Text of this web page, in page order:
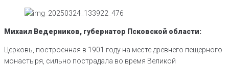
Михаил Ведерников, губернатор Псковской области:
Церковь, построенная в 1901 году на месте древнего пещерного
монастыря, сильно пострадала во время Великой